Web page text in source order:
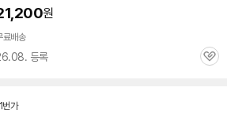
원
료배송
등록
관
번가